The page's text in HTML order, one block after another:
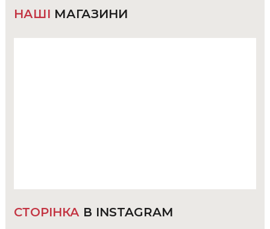
НАШІ МАГАЗИНИ
СТОРІНКА В INSTAGRAM